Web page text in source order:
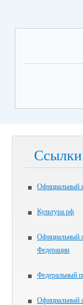
Ссылки
Официальный
Культура.рф
Официальный
Федерации
Федеральный
Официальный